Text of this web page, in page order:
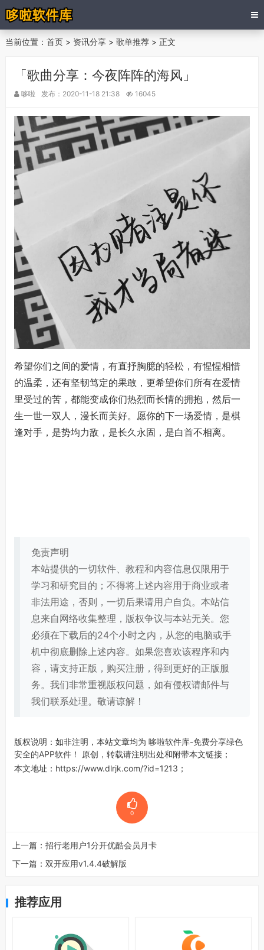
当前位置： 首页> 资讯分享> 歌单推荐> 正文
「歌曲分享：今夜阵阵的海风」
哆啦 发布：2020-11-18 21:38 16045
希望你们之间的爱情，有直抒胸臆的轻松，有惺惺相惜
的温柔，还有坚韧笃定的果敢，更希望你们所有在爱情
里受过的苦，都能变成你们热烈而长情的拥抱，然后一
生一世一双人，漫长而美好。愿你的下一场爱情，是棋
逢对手，是势均力敌，是长久永固，是白首不相离。
免责声明
本站提供的一切软件、教程和内容信息仅限用于
学习和研究目的；不得将上述内容用于商业或者
非法用途，否则，一切后果请用户自负。本站信
息来自网络收集整理，版权争议与本站无关。您
必须在下载后的24个小时之内，从您的电脑或手
机中彻底删除上述内容。如果您喜欢该程序和内
容，请支持正版，购买注册，得到更好的正版服
务。我们非常重视版权问题，如有侵权请邮件与
我们联系处理。敬请谅解！
版权说明：如非注明，本站文章均为哆啦软件库-免费分享绿色
安全的APP软件！
原创，转载请注明出处和附带本文链接；
本文地址： https://www.dlrjk.com/?id=1213 ；
0
上一篇： 招行老用户1分开优酷会员月卡
下一篇： 双开应用v1.4.4破解版
推荐应用